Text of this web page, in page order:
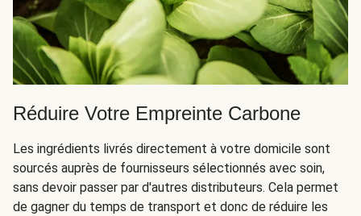
Réduire Votre Empreinte Carbone
Les ingrédients livrés directement à votre domicile sont
sourcés auprès de fournisseurs sélectionnés avec soin,
sans devoir passer par d'autres distributeurs. Cela permet
de gagner du temps de transport et donc de réduire les